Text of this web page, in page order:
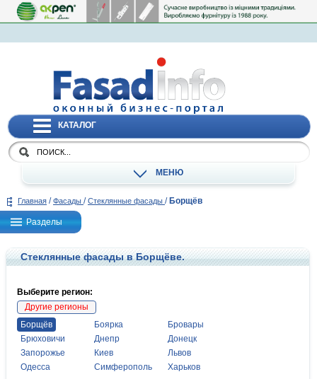
КАТАЛОГ
МЕНЮ
Главная / Фасады / Стеклянные фасады / Борщёв
Разделы
Стеклянные фасады в Борщёве.
Выберите регион:
Другие регионы
Борщёв
Боярка
Бровары
Брюховичи
Днепр
Донецк
Запорожье
Киев
Львов
Одесса
Симферополь Харьков